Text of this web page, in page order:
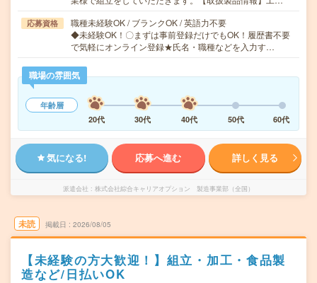
応募資格
職種未経験OK / ブランクOK / 英語力不要
◆未経験OK！〇まずは事前登録だけでもOK！履歴書不要
で気軽にオンライン登録★氏名・職種などを入力す…
職場の雰囲気
年齢層
20代
30代 40代 50代 60代
気になる! 応募へ進む 詳しく見る
派遣会社 株式会社綜合キャリアオプション 製造事業部（全国）
未読 掲載日 2026/08/05
【未経験の方大歓迎！】組立・加工・食品製
造など/日払いOK